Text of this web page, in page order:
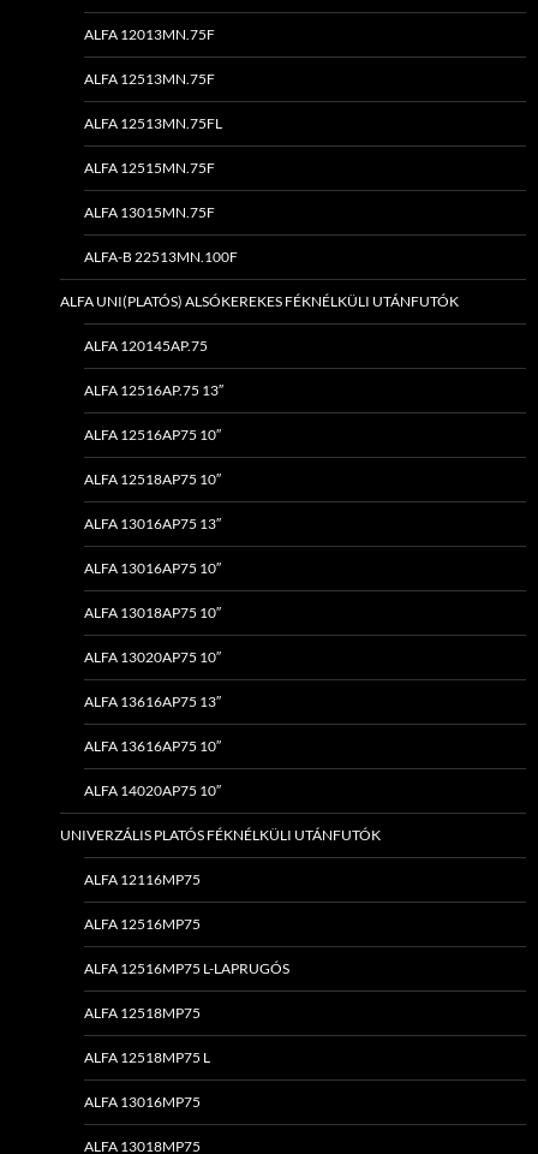
ALFA 12013MN.75F
ALFA 12513MN.75F
ALFA 12513MN.75FL
ALFA 12515MN.75F
ALFA 13015MN.75F
ALFA-B 22513MN.100F
ALFA UNI(PLATÓS) ALSÓKEREKES FÉKNÉLKÜLI UTÁNFUTÓK
ALFA 120145AP.75
ALFA 12516AP.75 13″
ALFA 12516AP75 10″
ALFA 12518AP75 10″
ALFA 13016AP75 13″
ALFA 13016AP75 10″
ALFA 13018AP75 10″
ALFA 13020AP75 10″
ALFA 13616AP75 13″
ALFA 13616AP75 10″
ALFA 14020AP75 10″
UNIVERZÁLIS PLATÓS FÉKNÉLKÜLI UTÁNFUTÓK
ALFA 12116MP75
ALFA 12516MP75
ALFA 12516MP75 L-LAPRUGÓS
ALFA 12518MP75
ALFA 12518MP75 L
ALFA 13016MP75
ALFA 13018MP75